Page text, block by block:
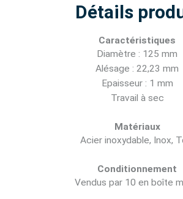
Détails
Caractéristiques
Diamètre : 125 mm
Alésage : 22,23 mm
Epaisseur : 1 mm
Travail à sec
Matériaux
Acier inoxydable, Inox,
Conditionnement
Vendus par 10 en boîte